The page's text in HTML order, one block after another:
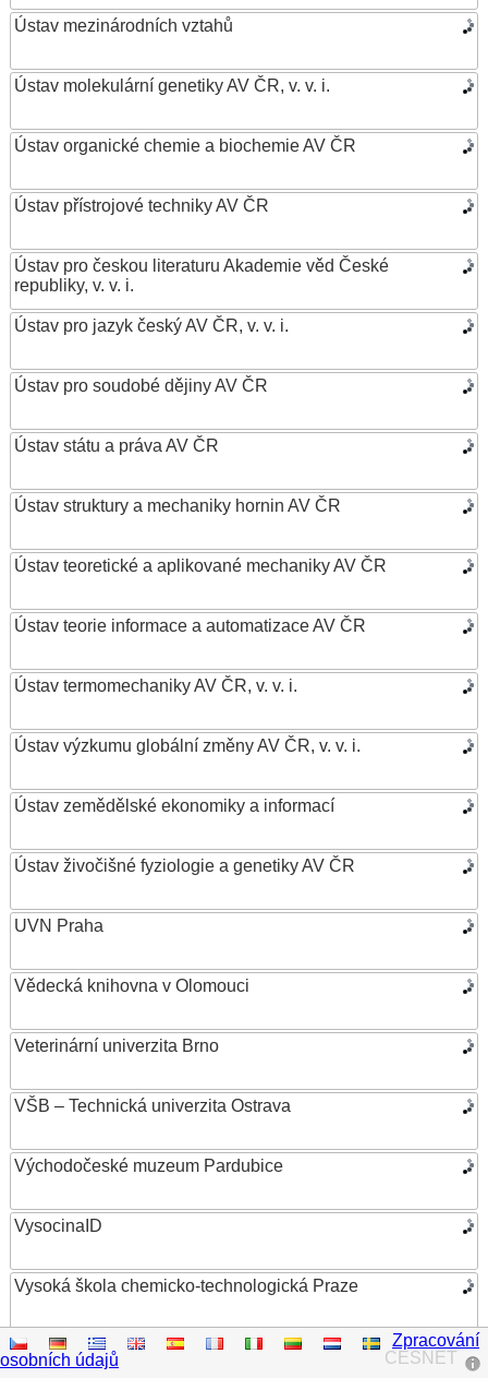
Ústav mezinárodních vztahů
Ústav molekulární genetiky AV ČR, v. v. i.
Ústav organické chemie a biochemie AV ČR
Ústav přístrojové techniky AV ČR
Ústav pro českou literaturu Akademie věd České
republiky, v. v. i.
Ústav pro jazyk český AV ČR, v. v. i.
Ústav pro soudobé dějiny AV ČR
Ústav státu a práva AV ČR
Ústav struktury a mechaniky hornin AV ČR
Ústav teoretické a aplikované mechaniky AV ČR
Ústav teorie informace a automatizace AV ČR
Ústav termomechaniky AV ČR, v. v. i.
Ústav výzkumu globální změny AV ČR, v. v. i.
Ústav zemědělské ekonomiky a informací
Ústav živočišné fyziologie a genetiky AV ČR
UVN Praha
Vědecká knihovna v Olomouci
Veterinární univerzita Brno
VŠB – Technická univerzita Ostrava
Východočeské muzeum Pardubice
VysocinaID
Vysoká škola chemicko-technologická Praze
Vysoká škola ekonomická v Praze
CESNET
Zpracování
osobních údajů